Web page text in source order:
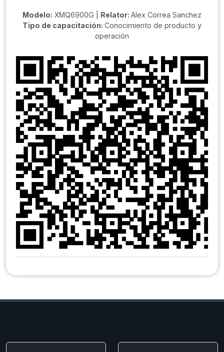
Modelo: XMQ6900G | Relator: Alex Correa Sanchez
Tipo de capacitación: Conocimiento de producto y
operación